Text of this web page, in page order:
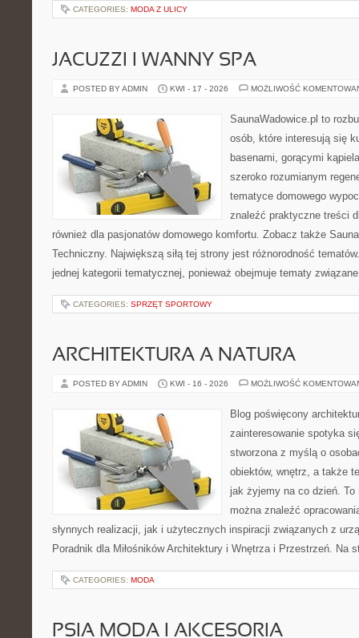
CATEGORIES: MODA Z ULICY
JACUZZI I WANNY SPA
POSTED BY ADMIN KWI - 17 - 2026 MOŻLIWOŚĆ
SaunaWadowice.pl to
osób, które interesują się
basenami, gorącymi
szeroko rozumianym
tematyce domowego
znaleźć praktyczne treści
również dla pasjonatów domowego komfortu. Zobacz także
Techniczny. Największą siłą tej strony jest różnorodność
jednej kategorii tematycznej, ponieważ obejmuje tematy
CATEGORIES: SPRZĘT SPORTOWY
ARCHITEKTURA A NATURA
POSTED BY ADMIN KWI - 16 - 2026 MOŻLIWOŚĆ
Blog poświęcony
zainteresowanie spotyka
stworzona z myślą o
obiektów, wnętrz, a także
jak żyjemy na co dzień.
można znaleźć
słynnych realizacji, jak i użytecznych inspiracji związanych z
Poradnik dla Miłośników Architektury i Wnętrza i Przestrzeń.
CATEGORIES: MODA
PSIA MODA I AKCESORIA